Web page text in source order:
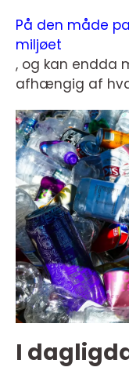
På den måde
miljøet
, og kan endda
afhængig af
I